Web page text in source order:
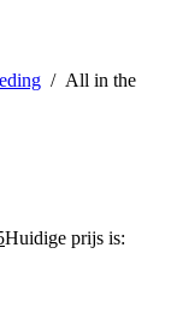
/ All in the
Huidige prijs is: